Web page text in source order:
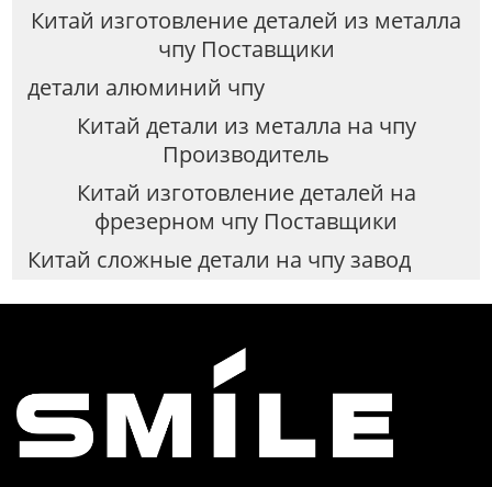
Китай изготовление деталей из металла
чпу Поставщики
детали алюминий чпу
Китай детали из металла на чпу
Производитель
Китай изготовление деталей на
фрезерном чпу Поставщики
Китай сложные детали на чпу завод